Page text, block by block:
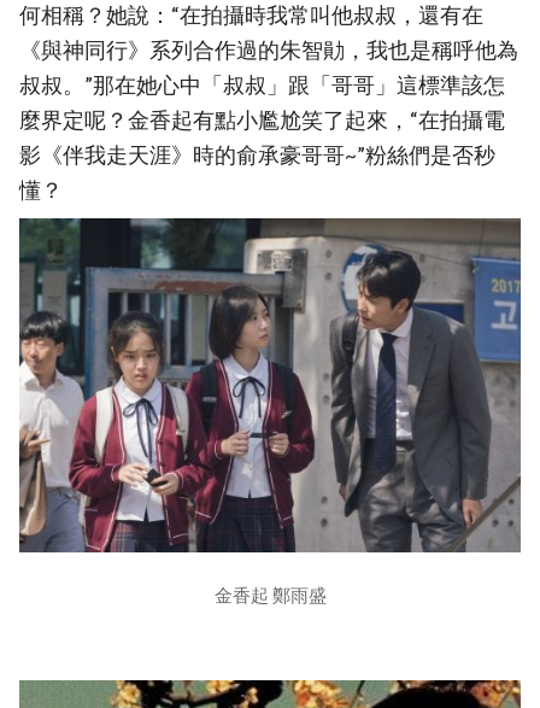
何相稱？她說：“在拍攝時我常叫他叔叔，還有在
《與神同行》系列合作過的朱智勛，我也是稱呼他為
叔叔。”那在她心中「叔叔」跟「哥哥」這標準該怎
麼界定呢？金香起有點小尷尬笑了起來，“在拍攝電
影《伴我走天涯》時的俞承豪哥哥~”粉絲們是否秒
懂？
金香起 鄭雨盛